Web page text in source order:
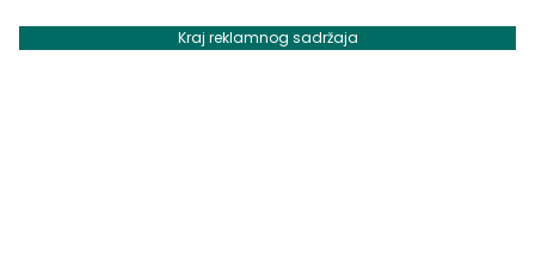
Kraj reklamnog sadržaja